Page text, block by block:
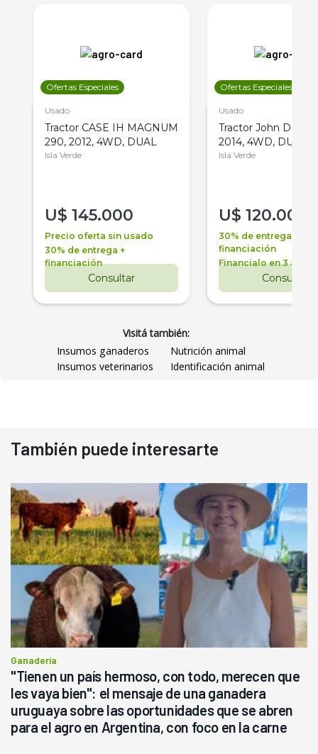
Ofertas Especiales
Usado
Tractor CASE IH MAGNUM
290, 2012, 4WD, DUAL
Isla Verde
U$ 145.000
Precio oferta sin usado
30% de entrega +
financiación
Consultar
Ofertas Especiales
Usado
Tractor John Deere
2014, 4WD, DUAL
Isla Verde
U$ 120.000
30% de entrega +
financiación
Financialo en 3 años
Consultar
Visitá también:
Insumos ganaderos
Nutrición animal
Insumos veterinarios
Identificación animal
También puede interesarte
Ganadería
"Tienen un país hermoso, con todo, merecen que
les vaya bien": el mensaje de una ganadera
uruguaya sobre las oportunidades que se abren
para el agro en Argentina, con foco en la carne